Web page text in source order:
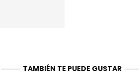
TAMBIÉN TE PUEDE GUSTAR